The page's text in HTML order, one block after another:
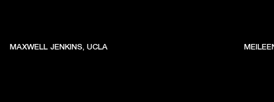
MAXWELL JENKINS, UCLA